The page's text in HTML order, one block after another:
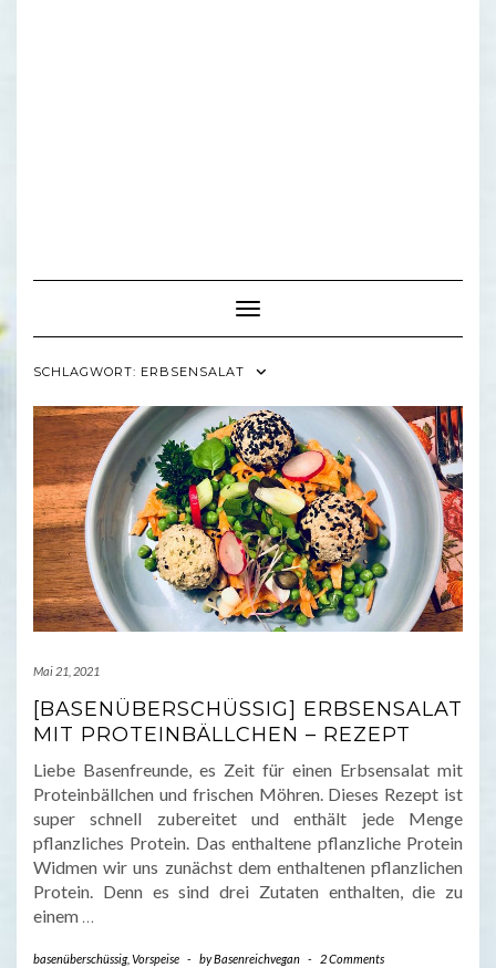
Toggle Navigation
SCHLAGWORT: ERBSENSALAT
Mai 21, 2021
[BASENÜBERSCHÜSSIG] ERBSENSALAT
MIT PROTEINBÄLLCHEN – REZEPT
Liebe Basenfreunde, es Zeit für einen Erbsensalat mit
Proteinbällchen und frischen Möhren. Dieses Rezept ist
super schnell zubereitet und enthält jede Menge
pflanzliches Protein. Das enthaltene pflanzliche Protein
Widmen wir uns zunächst dem enthaltenen pflanzlichen
Protein. Denn es sind drei Zutaten enthalten, die zu
einem …
basenüberschüssig, Vorspeise - byBasenreichvegan - 2 Comments